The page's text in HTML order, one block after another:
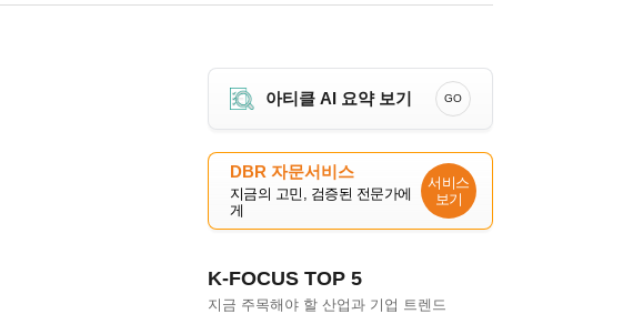
아티클 AI 요약 보기 GO
DBR 자문서비스
지금의 고민, 검증된 전문가에
게
서비스
보기
K-FOCUS TOP 5
지금 주목해야 할 산업과 기업 트렌드